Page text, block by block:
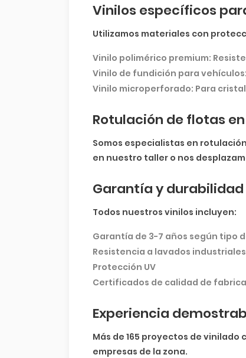
Vinilos específicos
Utilizamos materiales con
Vinilo polimérico premium:
Vinilo de fundición para vehículos:
Vinilo microperforado: Para
Rotulación de flotas
Somos especialistas en
en nuestro taller o nos
Garantía y durabilidad
Todos nuestros vinilos incluyen:
Garantía de 3-7 años según tipo
Resistencia a lavados industriales
Protección UV
Certificados de calidad de
Experiencia
Más de 165 proyectos de
empresas de la zona.